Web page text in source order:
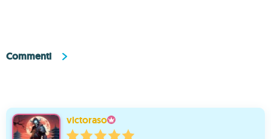
Commenti
victoraso